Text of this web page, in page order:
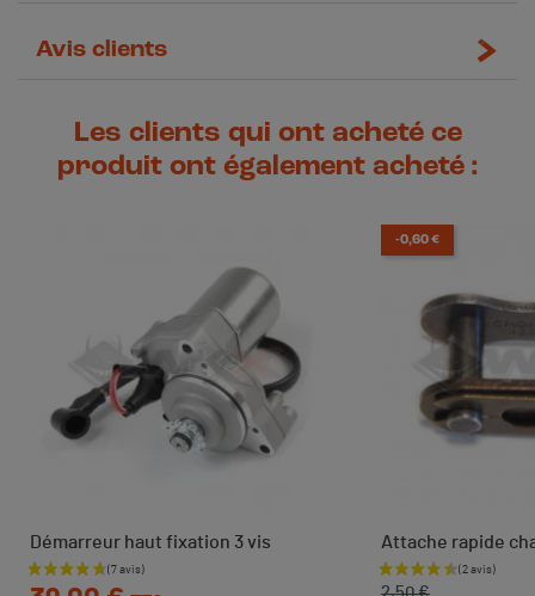
Avis clients
Les clients qui ont acheté ce
produit ont également acheté :
Démarreur haut fixation 3 vis
Prix
-0,60 €
Attache rapide
Prix de base
Prix